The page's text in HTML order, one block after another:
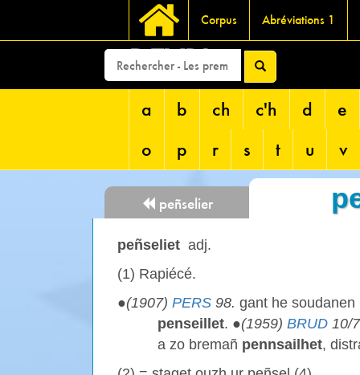
Corpus Abréviations 1
DEVRI
a b ch c'h d
e
o
p r s t u v
peñselier
peñseliet adj.
(1) Rapiécé.
●(1907) PERS 98. gant he soudanen
penseillet. ●(1959) BRUD 10/
a zo bremañ pennsailhet,